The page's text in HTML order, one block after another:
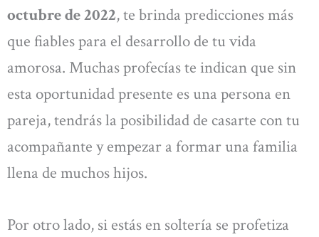
octubre de 2022, te brinda predicciones más
que fiables para el desarrollo de tu vida
amorosa. Muchas profecías te indican que sin
esta oportunidad presente es una persona en
pareja, tendrás la posibilidad de casarte con tu
acompañante y empezar a formar una familia
llena de muchos hijos.
Por otro lado, si estás en soltería se profetiza